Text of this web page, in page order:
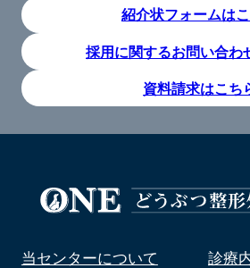
紹介状フォームは
採用に関するお問い合わ
資料請求はこち
当センターについて 診療